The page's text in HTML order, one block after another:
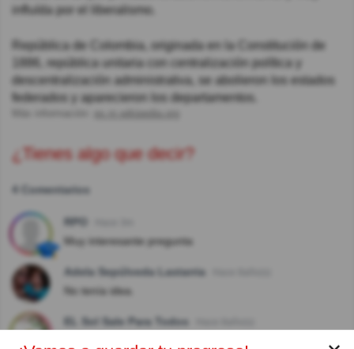
influída por el liberalismo.
República de Colombia, originada en la Constitución de
1886, república unitaria con centralización política y
descentralización administrativa, se abolieron los estados
federados y aparecieron los departamentos.
es.m.wikipedia.org
¿Tienes algo que decir?
4 Comentarios
RPO
Muy interesante pregunta
Adela Sepúlveda Lastarria
No tenía idea.
EL Sol Sale Para Todos